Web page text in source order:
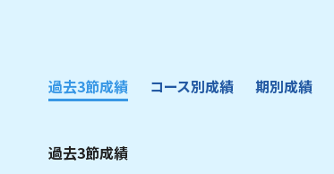
過去3節成績 コース別成績 期別成績
過去3節成績